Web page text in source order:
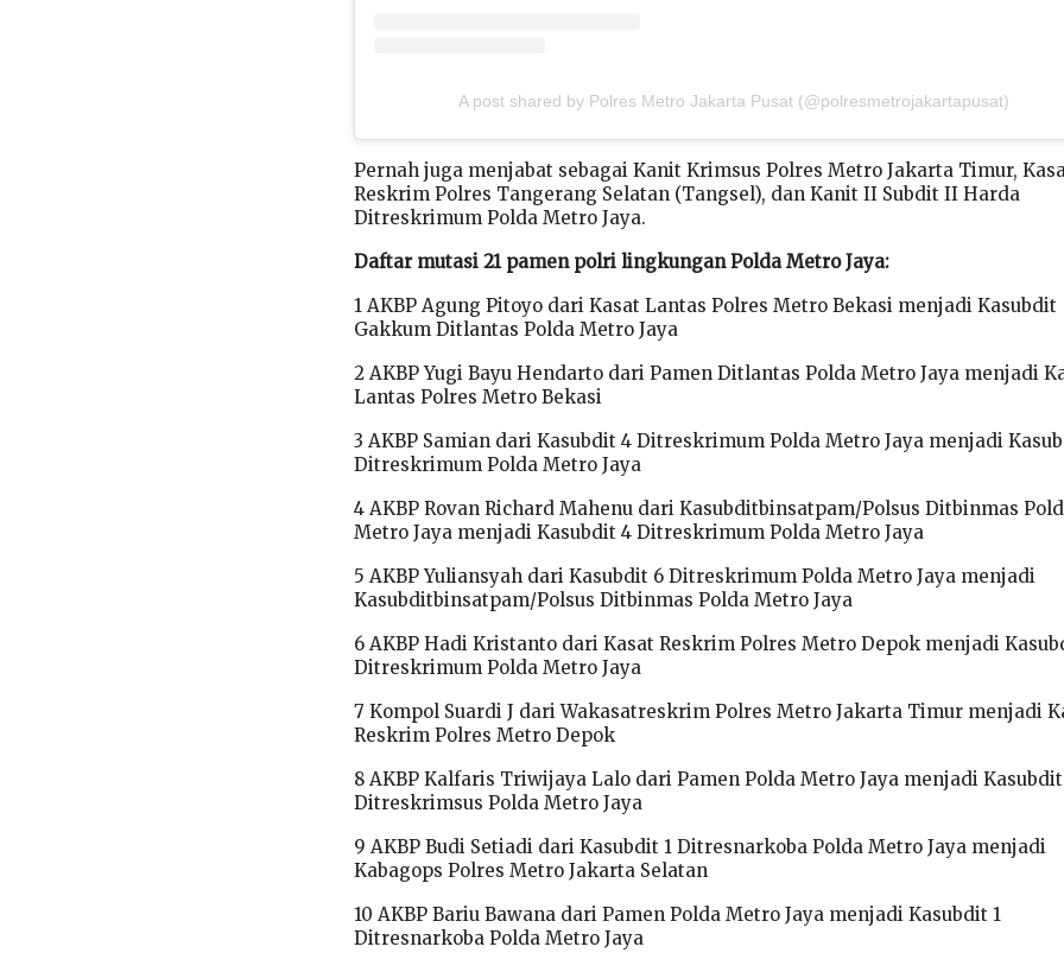
A post shared by Polres Metro Jakarta Pusat (@polresmetrojakartapusat)
Pernah juga menjabat sebagai Kanit Krimsus Polres Metro Jakarta Timur,
Reskrim Polres Tangerang Selatan (Tangsel), dan Kanit II Subdit II Harda
Ditreskrimum Polda Metro Jaya.
Daftar mutasi 21 pamen polri lingkungan Polda Metro Jaya:
1 AKBP Agung Pitoyo dari Kasat Lantas Polres Metro Bekasi menjadi Kasubdit
Gakkum Ditlantas Polda Metro Jaya
2 AKBP Yugi Bayu Hendarto dari Pamen Ditlantas Polda Metro Jaya menjadi
Lantas Polres Metro Bekasi
3 AKBP Samian dari Kasubdit 4 Ditreskrimum Polda Metro Jaya menjadi
Ditreskrimum Polda Metro Jaya
4 AKBP Rovan Richard Mahenu dari Kasubditbinsatpam/Polsus Ditbinmas
Metro Jaya menjadi Kasubdit 4 Ditreskrimum Polda Metro Jaya
5 AKBP Yuliansyah dari Kasubdit 6 Ditreskrimum Polda Metro Jaya menjadi
Kasubditbinsatpam/Polsus Ditbinmas Polda Metro Jaya
6 AKBP Hadi Kristanto dari Kasat Reskrim Polres Metro Depok menjadi
Ditreskrimum Polda Metro Jaya
7 Kompol Suardi J dari Wakasatreskrim Polres Metro Jakarta Timur menjadi
Reskrim Polres Metro Depok
8 AKBP Kalfaris Triwijaya Lalo dari Pamen Polda Metro Jaya menjadi
Ditreskrimsus Polda Metro Jaya
9 AKBP Budi Setiadi dari Kasubdit 1 Ditresnarkoba Polda Metro Jaya menjadi
Kabagops Polres Metro Jakarta Selatan
10 AKBP Bariu Bawana dari Pamen Polda Metro Jaya menjadi Kasubdit 1
Ditresnarkoba Polda Metro Jaya